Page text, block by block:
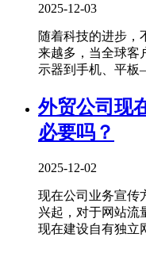
2025-12-03
随着科技的进步，
来越多，当全球
示器到手机、平
外贸公司现
必要吗？
2025-12-02
现在公司业务宣传
兴起，对于网站流
现在建设自有独立